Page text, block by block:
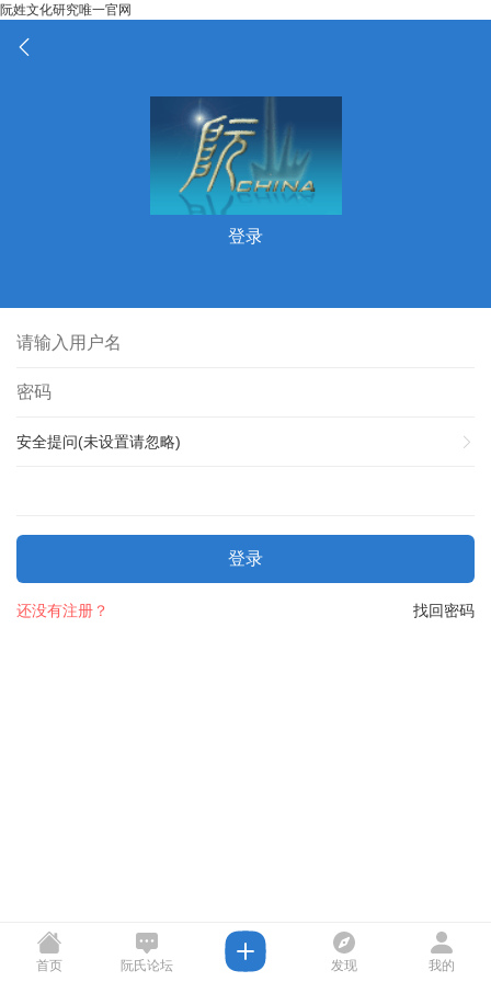
阮姓文化研究唯一官网
登录
安全提问(未设置请忽略)
登录
找回密码
还没有注册？
首页 阮氏论坛 发现 我的